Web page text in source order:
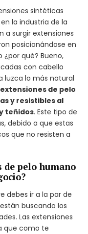
sintéticas
la industria de la
a surgir extensiones
posicionándose en
qué? Bueno,
con cabello
luzca lo más natural
de pelo
y resistibles al
teñidos. Este tipo de
debido a que estas
que no resisten a
de pelo humano
debes ir a la par de
buscando los
Las extensiones
que como te